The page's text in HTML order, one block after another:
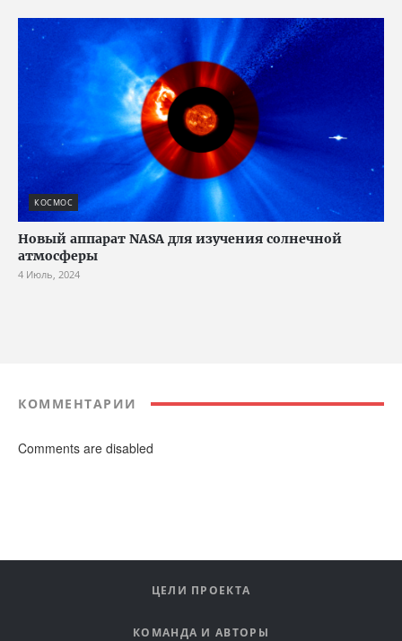
КОСМОС
Новый аппарат NASA для изучения солнечной
атмосферы
4 Июль, 2024
КОММЕНТАРИИ
Comments are disabled
ЦЕЛИ ПРОЕКТА
КОМАНДА И АВТОРЫ